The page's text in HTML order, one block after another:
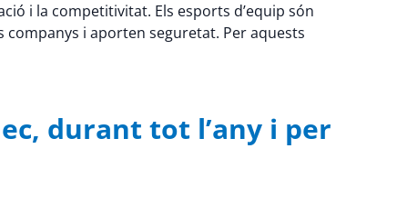
i la competitivitat. Els esports d’equip són
i aporten seguretat. Per aquests
durant tot l’any i per